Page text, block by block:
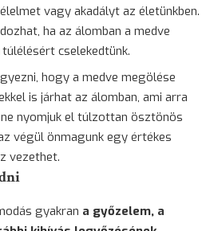
vagy akadályt az életünkben.
ha az álomban a medve
cselekedtünk.
hogy a medve megölése
is járhat az álomban, ami arra
nyomjuk el túlzottan ösztönös
végül önmagunk egy értékes
vezethet.
gyakran a győzelem, a